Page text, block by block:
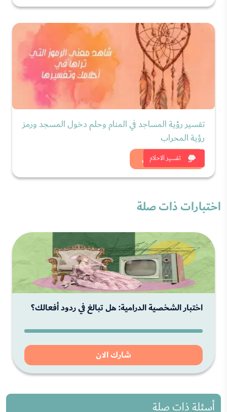
تفسير الاحلام
تفسير رؤية المساجد في المنام وحلم دخول المسجد ورمز
رؤية المحراب
شاهد الان
اختبارات ذات صلة
اختبار الشخصية الدرامية: هل تبالغ في ردود أفعالك؟
شارك الان
أسئلة ذات صلة